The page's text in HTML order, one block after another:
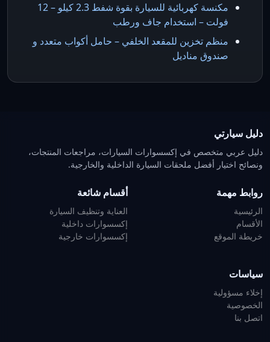
مكنسة كهربائية للسيارة بقوة شفط 2.3 كيلو – 12
فولت – استخدام جاف ورطب
منظم تخزين للمقعد الخلفي – حامل أكواب متعدد و
صندوق مناديل
دليل سيارتي
دليل عربي متخصص في إكسسوارات السيارات، مراجعات المنتجات،
ونصائح اختيار أفضل ملحقات السيارة الداخلية والخارجية.
روابط مهمة
الرئيسية
الأقسام
خريطة الموقع
أقسام شائعة
العناية وتنظيف السيارة
إكسسوارات داخلية
إكسسوارات خارجية
سياسات
إخلاء مسؤولية
الخصوصية
اتصل بنا